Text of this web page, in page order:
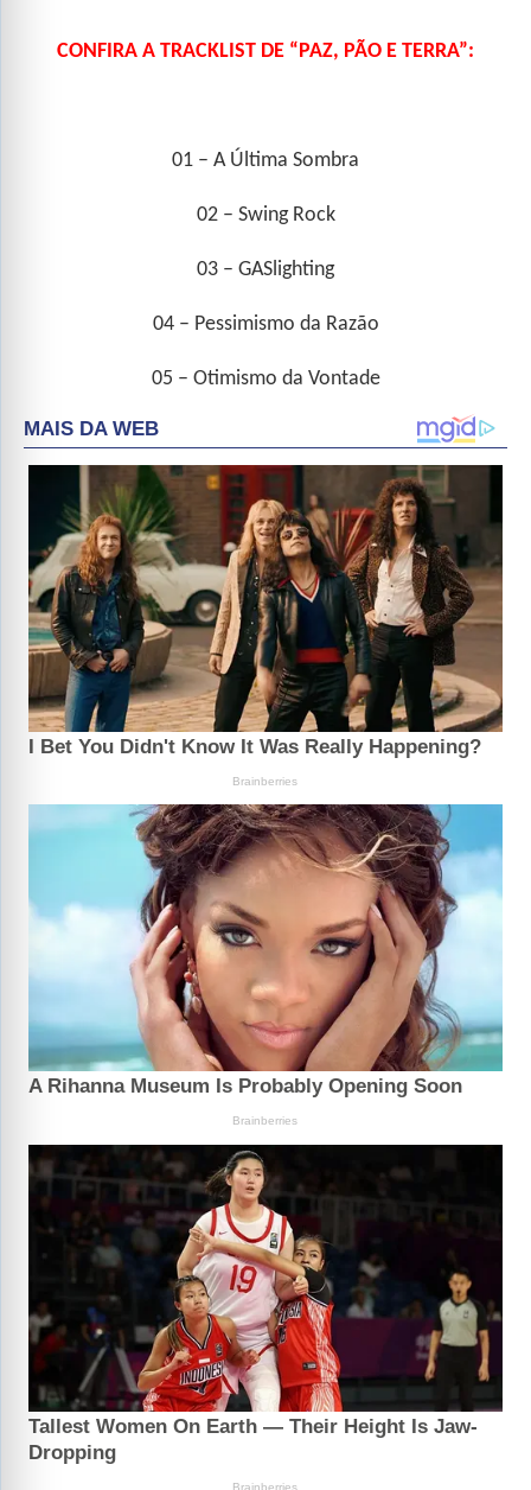
CONFIRA A TRACKLIST DE “PAZ, PÃO E TERRA”:
01 – A Última Sombra
02 – Swing Rock
03 – GASlighting
04 – Pessimismo da Razão
05 – Otimismo da Vontade